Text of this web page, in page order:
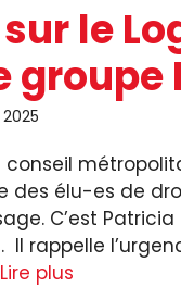
le
groupe
conseil
des élu-es de
C’est
Il rappelle
Lire plus